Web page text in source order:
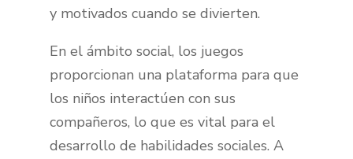
y motivados cuando se divierten.
En el ámbito social, los juegos
proporcionan una plataforma para que
los niños interactúen con sus
compañeros, lo que es vital para el
desarrollo de habilidades sociales. A